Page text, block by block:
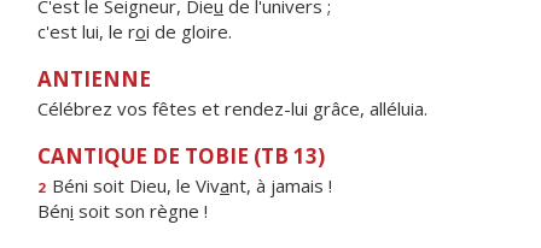
C'est le Seigneur, Dieu de l'univers ;
c'est lui, le roi de gloire.
ANTIENNE
Célébrez vos fêtes et rendez-lui grâce, alléluia.
CANTIQUE DE TOBIE (TB 13)
2 Béni soit Dieu, le Vivant, à jamais !
Béni soit son règne !